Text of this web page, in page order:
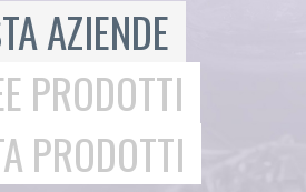
AZIENDE
PRODOTTI
PRODOTTI